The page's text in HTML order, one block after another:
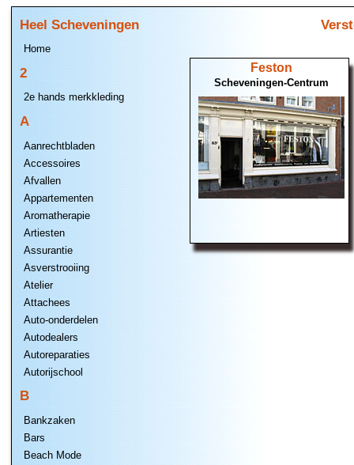
Heel Scheveningen
Home
2
2e hands merkkleding
A
Aanrechtbladen
Accessoires
Afvallen
Appartementen
Aromatherapie
Artiesten
Assurantie
Asverstrooiing
Atelier
Attachees
Auto-onderdelen
Autodealers
Autoreparaties
Autorijschool
B
Bankzaken
Bars
Beach Mode
Feston
Scheveningen-Centrum